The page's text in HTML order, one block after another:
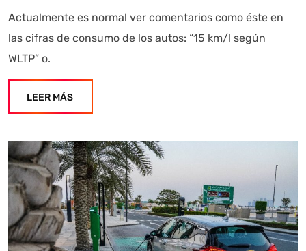
Actualmente es normal ver comentarios como éste en
las cifras de consumo de los autos: “15 km/l según
WLTP” o.
LEER MÁS